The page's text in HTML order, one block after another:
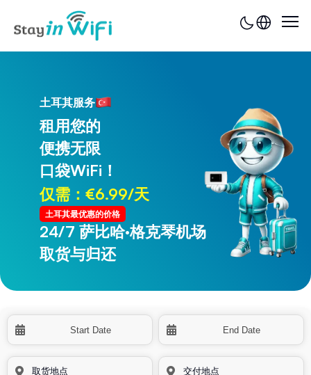
土耳其服务
租用您的
便携无限
口袋WiFi！
仅需：€6.99/天
土耳其最优惠的价格
24/7 萨比哈·格克琴机场
取货与归还
24/7 特拉布宗机场
取货与归还